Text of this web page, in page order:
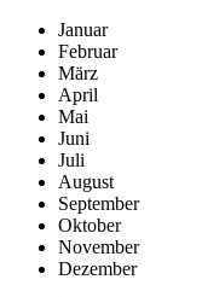
Januar
Februar
März
April
Mai
Juni
Juli
August
September
Oktober
November
Dezember